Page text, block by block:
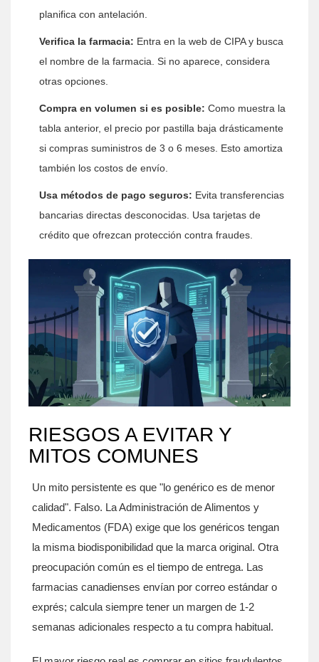
planifica con antelación.
Verifica la farmacia: Entra en la web de CIPA y busca
el nombre de la farmacia. Si no aparece, considera
otras opciones.
Compra en volumen si es posible: Como muestra la
tabla anterior, el precio por pastilla baja drásticamente
si compras suministros de 3 o 6 meses. Esto amortiza
también los costos de envío.
Usa métodos de pago seguros: Evita transferencias
bancarias directas desconocidas. Usa tarjetas de
crédito que ofrezcan protección contra fraudes.
RIESGOS A EVITAR Y
MITOS COMUNES
Un mito persistente es que "lo genérico es de menor
calidad". Falso. La Administración de Alimentos y
Medicamentos (FDA) exige que los genéricos tengan
la misma biodisponibilidad que la marca original. Otra
preocupación común es el tiempo de entrega. Las
farmacias canadienses envían por correo estándar o
exprés; calcula siempre tener un margen de 1-2
semanas adicionales respecto a tu compra habitual.